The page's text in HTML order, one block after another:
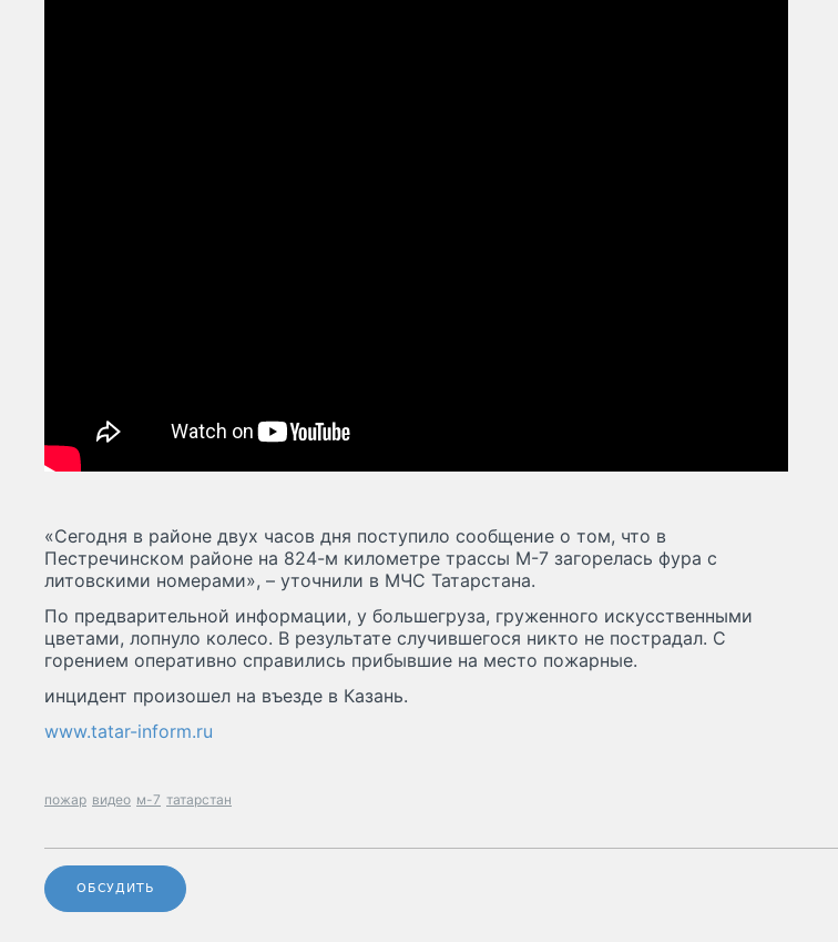
«Сегодня в районе двух часов дня поступило сообщение о том, что в
Пестречинском районе на 824-м километре трассы М-7 загорелась фура с
литовскими номерами», – уточнили в МЧС Татарстана.
По предварительной информации, у большегруза, груженного искусственными
цветами, лопнуло колесо. В результате случившегося никто не пострадал. С
горением оперативно справились прибывшие на место пожарные.
инцидент произошел на въезде в Казань.
www.tatar-inform.ru
пожар видео м-7 татарстан
ОБСУДИТЬ